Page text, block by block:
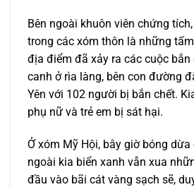
Bên ngoài khuôn viên chứng
trong các xóm thôn là những
địa điểm đã xảy ra các cuộc
canh ở rìa làng, bên con đường
Yên với 102 người bị bắn chết.
phụ nữ và trẻ em bị sát hại.
Ở xóm Mỹ Hội, bây giờ bóng
ngoài kia biển xanh vẫn xua
đầu vào bãi cát vàng sạch sẽ,